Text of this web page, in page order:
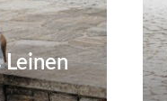
Leinen